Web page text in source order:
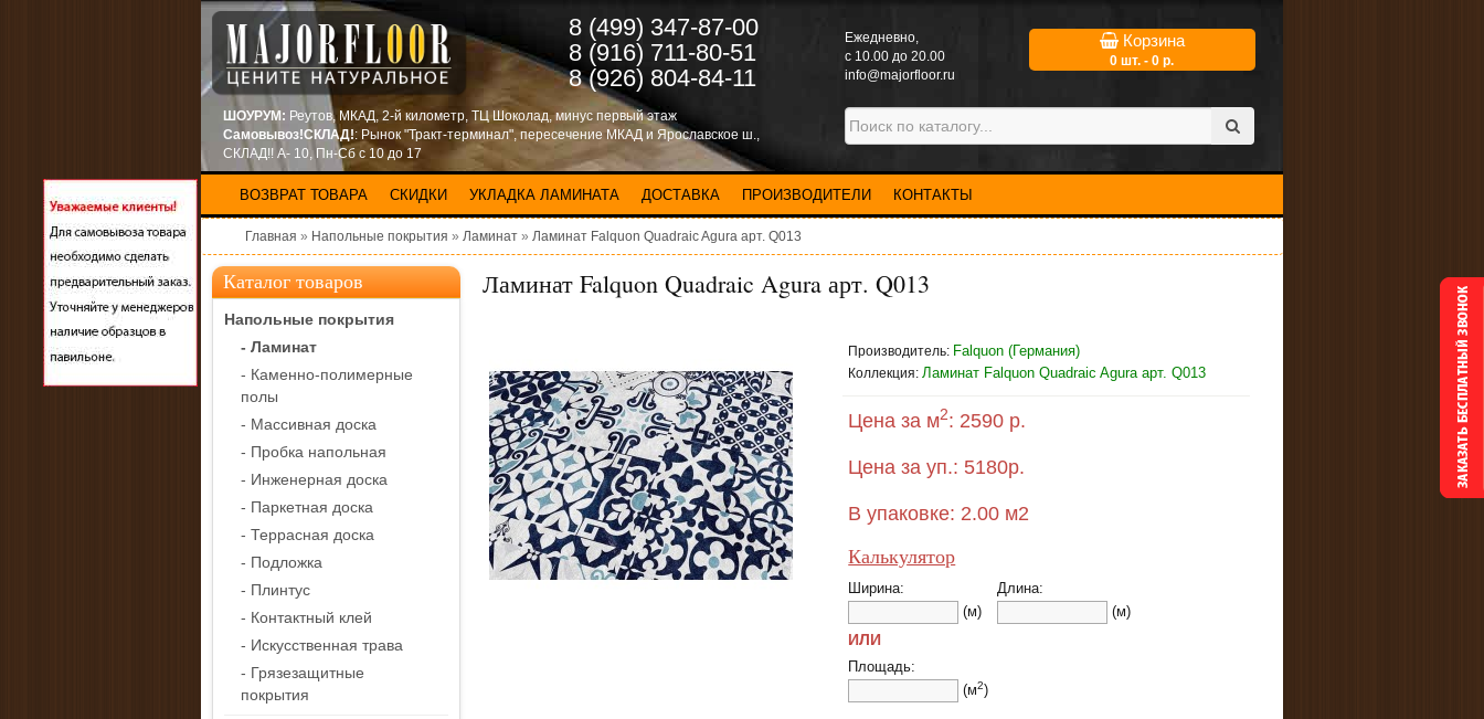
8 (499) 347-87-00
8 (916) 711-80-51
8 (926) 804-84-11
Eжедневно,
с 10.00 до 20.00
info@majorfloor.ru
Корзина
0 шт. - 0 р.
ШОУРУМ: Реутов, МКАД, 2-й километр, ТЦ Шоколад, минус первый этаж
Самовывоз!СКЛАД!: Рынок "Тракт-терминал", пересечение МКАД и Ярославское ш.,
СКЛАД!! А- 10, Пн-Сб с 10 до 17
ВОЗВРАТ ТОВАРА СКИДКИ УКЛАДКА ЛАМИНАТА ДОСТАВКА ПРОИЗВОДИТЕЛИ КОНТАКТЫ
Главная » Напольные покрытия » Ламинат » Ламинат Falquon Quadraic Agura арт. Q013
Каталог товаров
Напольные покрытия
- Ламинат
- Каменно-полимерные
полы
- Массивная доска
- Пробка напольная
- Инженерная доска
- Паркетная доска
- Террасная доска
- Подложка
- Плинтус
- Контактный клей
- Искусственная трава
- Грязезащитные
покрытия
Ламинат Falquon Quadraic Agura арт. Q013
Производитель: Falquon (Германия)
Коллекция: Ламинат Falquon Quadraic Agura арт. Q013
Цена за м2: 2590 р.
Цена за уп.: 5180р.
В упаковке: 2.00 м2
Калькулятор
Ширина:
(м)
Длина:
(м)
ИЛИ
Площадь:
(м2)